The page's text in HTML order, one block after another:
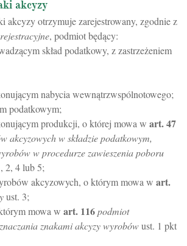
akcyzy
akcyzy otrzymuje zarejestrowany, zgodnie z
rejestracyjne, podmiot będący:
skład podatkowy, z zastrzeżeniem
nabycia wewnątrzwspólnotowego;
podatkowym;
produkcji, o której mowa w art.47
akcyzowych w składzie podatkowym,
w procedurze zawieszenia poboru
2, 4 lub 5;
akcyzowych, o którym mowa w art.
ust. 3;
mowa w art. 116podmiot
znakami akcyzy wyrobówust. 1 pkt